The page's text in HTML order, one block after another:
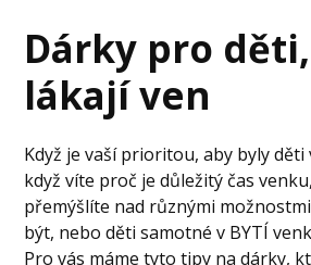
Dárky pro
lákají ven
Když je vaší prioritou, aby byly děti
když víte proč je důležitý čas
přemýšlíte nad různými
být, nebo děti samotné v BYTÍ
Pro vás máme tyto tipy na dárky,